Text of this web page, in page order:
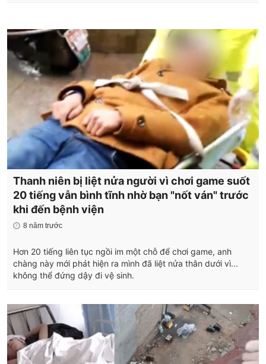
Thanh niên bị liệt nửa người vì chơi game suốt
20 tiếng vẫn bình tĩnh nhờ bạn "nốt ván" trước
khi đến bệnh viện
8 năm trước
Hơn 20 tiếng liên tục ngồi im một chỗ để chơi game, anh
chàng này mới phát hiện ra mình đã liệt nửa thân dưới vì...
không thể đứng dậy đi vệ sinh.